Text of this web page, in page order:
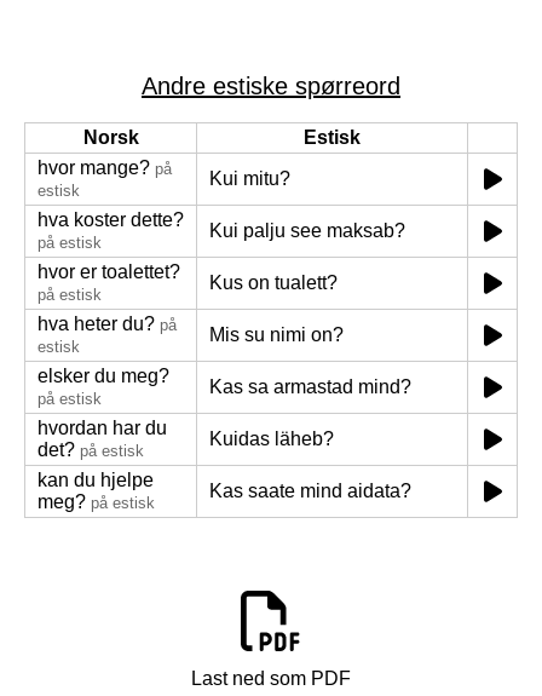
Andre estiske spørreord
Norsk
Estisk
hvor mange? på
estisk
Kui mitu?
hva koster dette?
på estisk
Kui palju see maksab?
hvor er toalettet?
på estisk
Kus on tualett?
hva heter du? på
estisk
Mis su nimi on?
elsker du meg?
på estisk
Kas sa armastad mind?
hvordan har du
det? på estisk
Kuidas läheb?
kan du hjelpe
meg? på estisk
Kas saate mind aidata?
Last ned som PDF